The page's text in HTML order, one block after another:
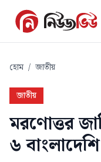
হোম / জাতীয়
জাতীয়
মরণোত্তর
৬ বাংলাদেশি